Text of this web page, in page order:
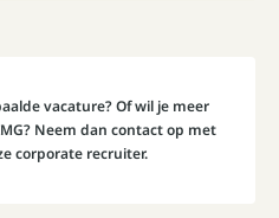
vacature? Of wil je meer
Neem dan contact op met
corporate recruiter.